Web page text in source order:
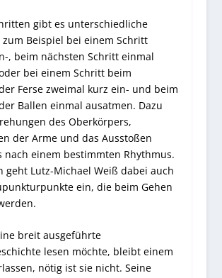
gibt es unterschiedliche
Beispiel bei einem Schritt
, beim nächsten Schritt einmal
bei einem Schritt beim
Ferse zweimal kurz ein- und beim
Ballen einmal ausatmen. Dazu
des Oberkörpers,
der Arme und das Ausstoßen
nach einem bestimmten Rhythmus.
geht Lutz-Michael Weiß dabei auch
ein, die beim Gehen
breit ausgeführte
lesen möchte, bleibt einem
nötig ist sie nicht. Seine